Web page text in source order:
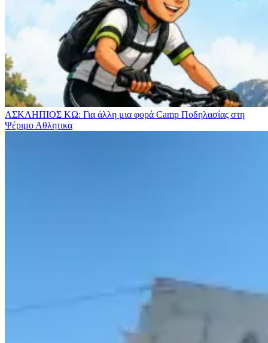
ΑΣΚΛΗΠΙΟΣ ΚΩ: Για άλλη μια φορά Camp Ποδηλασίας στη
Ψέριμο Αθλητικα